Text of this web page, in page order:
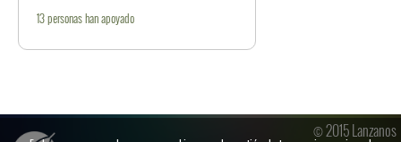
13personashan apoyado
© 2015 Lanzanos